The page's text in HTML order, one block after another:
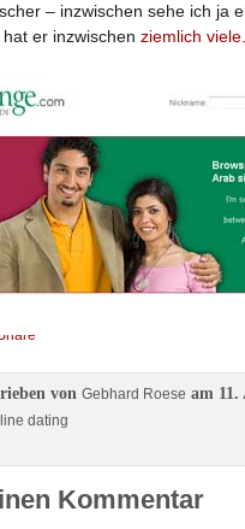
– inzwischen sehe ich ja
er inzwischen ziemlich viele.
von Gebhard Roese am 11.
dating
Kommentar